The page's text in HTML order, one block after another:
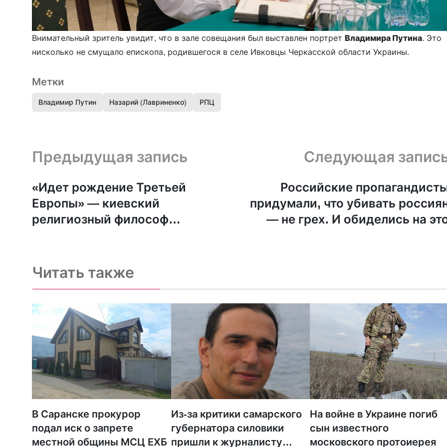
Внимательный зритель увидит, что в зале совещания был выставлен портрет Владимира Путина. Это
нисколько не смущало епископа, родившегося в селе Ивковцы Черкасской области Украины.
Метки
Владимир Путин Назарий (Лавриненко) РПЦ
Предыдущая запись и следующая запись
Предыдущая запись
«Идет рождение Третьей
Европы» — киевский
религиозный философ
Следующая
Российские
придумали, что убивать
— не грех. И обиделись на
Читать также
В Саранске прокурор
подал иск о запрете
местной общины МСЦ ЕХБ
Из-за критики самарского
губернатора силовики
пришли к журналисту
На войне в Украине погиб
сын известного
московского протоиерея